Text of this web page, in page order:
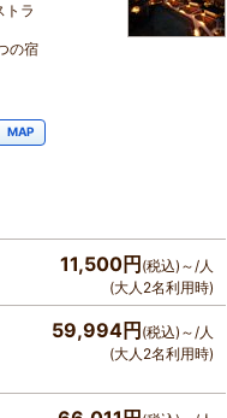
トラ
の宿
MAP
11,500円 (税込)～/人
(大人2名利用時)
59,994円 (税込)～/人
(大人2名利用時)